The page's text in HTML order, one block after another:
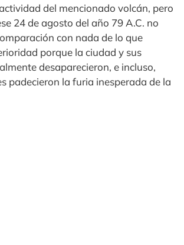
del mencionado volcán, pero
24 de agosto del año 79 A.C. no
con nada de lo que
porque la ciudad y sus
desaparecieron, e incluso,
padecieron la furia inesperada de la